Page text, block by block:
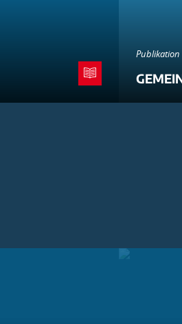
Publikation